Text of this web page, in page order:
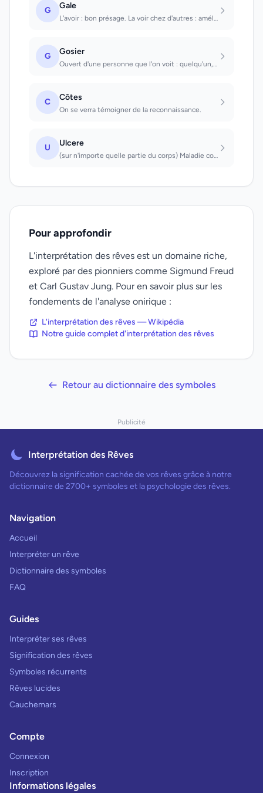
G Gale
L'avoir : bon présage. La voir chez d'autres : amélioration de la situation géné...
G Gosier
Ouvert d'une personne que l'on voit : quelqu'un, dont on pense qu'il ment, est s...
C Côtes
On se verra témoigner de la reconnaissance.
U Ulcere
(sur n'importe quelle partie du corps) Maladie contagieuse que vous attraperez
Pour approfondir
L'interprétation des rêves est un domaine riche,
exploré par des pionniers comme Sigmund Freud
et Carl Gustav Jung. Pour en savoir plus sur les
fondements de l'analyse onirique :
L'interprétation des rêves — Wikipédia
Notre guide complet d'interprétation des rêves
Retour au dictionnaire des symboles
Publicité
Interprétation des Rêves
Découvrez la signification cachée de vos rêves grâce à notre
dictionnaire de 2700+ symboles et la psychologie des rêves.
Navigation
Accueil
Interpréter un rêve
Dictionnaire des symboles
FAQ
Guides
Interpréter ses rêves
Signification des rêves
Symboles récurrents
Rêves lucides
Cauchemars
Compte
Connexion
Inscription
Informations légales